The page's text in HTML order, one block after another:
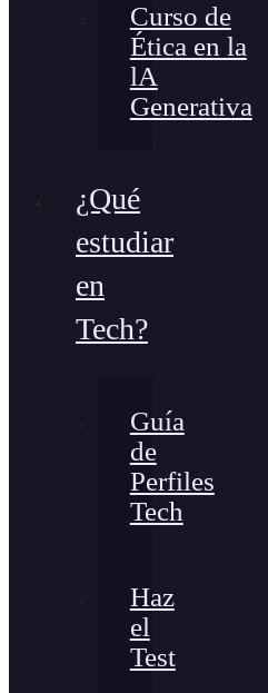
Curso de
Ética en la
lA
Generativa
¿Qué
estudiar
en
Tech?
Guía
de
Perfiles
Tech
Haz
el
Test